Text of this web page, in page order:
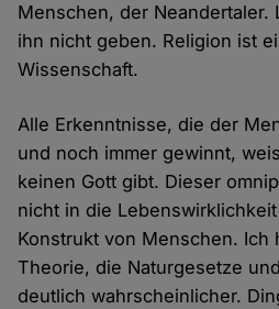
Menschen, der Neandertaler.
ihn nicht geben. Religion ist
Wissenschaft.
Alle Erkenntnisse, die der
und noch immer gewinnt,
keinen Gott gibt. Dieser
nicht in die
Konstrukt von Menschen. Ich
Theorie, die Naturgesetze
deutlich wahrscheinlicher.